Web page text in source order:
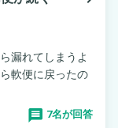
漏れてしまうよ
軟便に戻ったの
7名が回答